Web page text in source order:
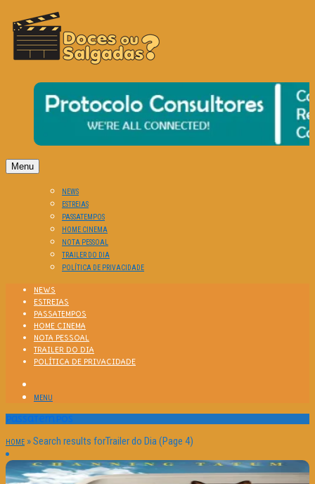
DOCES OU SALGADAS?
O Cinema? Uma Paixão!!
Menu
NEWS
ESTREIAS
PASSATEMPOS
HOME CINEMA
NOTA PESSOAL
TRAILER DO DIA
POLÍTICA DE PRIVACIDADE
NEWS
ESTREIAS
PASSATEMPOS
HOME CINEMA
NOTA PESSOAL
TRAILER DO DIA
POLÍTICA DE PRIVACIDADE
MENU
Passatempos
HOME »Search results forTrailer do Dia(Page 4)